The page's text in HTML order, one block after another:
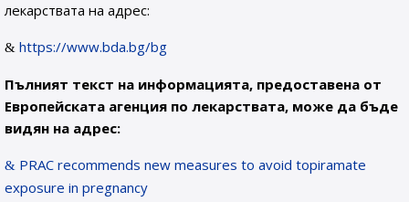
лекарствата на адрес:
https://www.bda.bg/bg
Пълният текст на информацията, предоставена от
Европейската агенция по лекарствата, може да бъде
видян на адрес:
PRAC recommends new measures to avoid topiramate
exposure in pregnancy